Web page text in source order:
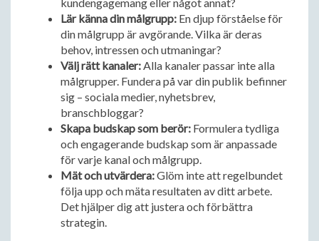
Lär känna din målgrupp: En djup förståelse för
din målgrupp är avgörande. Vilka är deras
behov, intressen och utmaningar?
Välj rätt kanaler:Alla kanaler passar inte alla
målgrupper. Fundera på var din publik befinner
sig – sociala medier, nyhetsbrev,
branschbloggar?
Skapa budskap som berör: Formulera tydliga
och engagerande budskap som är anpassade
för varje kanal och målgrupp.
Mät och utvärdera:Glöm inte att regelbundet
följa upp och mäta resultaten av ditt arbete.
Det hjälper dig att justera och förbättra
strategin.